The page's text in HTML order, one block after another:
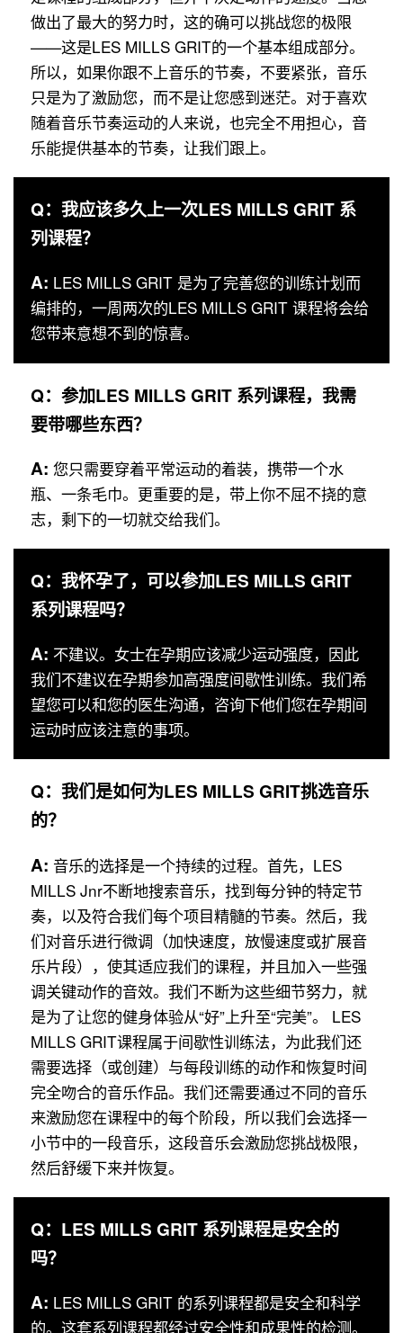
做出了最大的努力时，这的确可以挑战您的极限
——这是LES MILLS GRIT的一个基本组成部分。
所以，如果你跟不上音乐的节奏，不要紧张，音乐
只是为了激励您，而不是让您感到迷茫。对于喜欢
随着音乐节奏运动的人来说，也完全不用担心，音
乐能提供基本的节奏，让我们跟上。
Q：我应该多久上一次LES MILLS GRIT 系
列课程？
A: LES MILLS GRIT 是为了完善您的训练计划而
编排的，一周两次的LES MILLS GRIT 课程将会给
您带来意想不到的惊喜。
Q：参加LES MILLS GRIT 系列课程，我需
要带哪些东西？
A: 您只需要穿着平常运动的着装，携带一个水
瓶、一条毛巾。更重要的是，带上你不屈不挠的意
志，剩下的一切就交给我们。
Q：我怀孕了，可以参加LES MILLS GRIT
系列课程吗？
A: 不建议。女士在孕期应该减少运动强度，因此
我们不建议在孕期参加高强度间歇性训练。我们希
望您可以和您的医生沟通，咨询下他们您在孕期间
运动时应该注意的事项。
Q：我们是如何为LES MILLS GRIT挑选音乐
的？
A: 音乐的选择是一个持续的过程。首先，LES
MILLS Jnr不断地搜索音乐，找到每分钟的特定节
奏，以及符合我们每个项目精髓的节奏。然后，我
们对音乐进行微调（加快速度，放慢速度或扩展音
乐片段），使其适应我们的课程，并且加入一些强
调关键动作的音效。我们不断为这些细节努力，就
是为了让您的健身体验从“好”上升至“完美”。 LES
MILLS GRIT课程属于间歇性训练法，为此我们还
需要选择（或创建）与每段训练的动作和恢复时间
完全吻合的音乐作品。我们还需要通过不同的音乐
来激励您在课程中的每个阶段，所以我们会选择一
小节中的一段音乐，这段音乐会激励您挑战极限，
然后舒缓下来并恢复。
Q：LES MILLS GRIT 系列课程是安全的
吗？
A: LES MILLS GRIT 的系列课程都是安全和科学
的。这套系列课程都经过安全性和成果性的检测。